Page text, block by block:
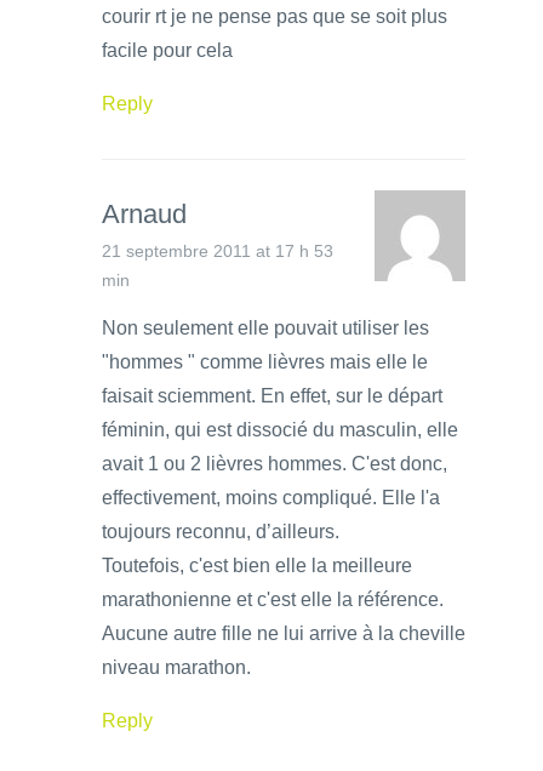
courir rt je ne pense pas que se soit plus
facile pour cela
Reply
Arnaud
21 septembre 2011 at 17 h 53
min
Non seulement elle pouvait utiliser les
"hommes " comme lièvres mais elle le
faisait sciemment. En effet, sur le départ
féminin, qui est dissocié du masculin, elle
avait 1 ou 2 lièvres hommes. C'est donc,
effectivement, moins compliqué. Elle l'a
toujours reconnu, d’ailleurs.
Toutefois, c'est bien elle la meilleure
marathonienne et c'est elle la référence.
Aucune autre fille ne lui arrive à la cheville
niveau marathon.
Reply